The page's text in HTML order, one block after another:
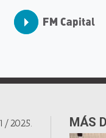
2025. MÁS